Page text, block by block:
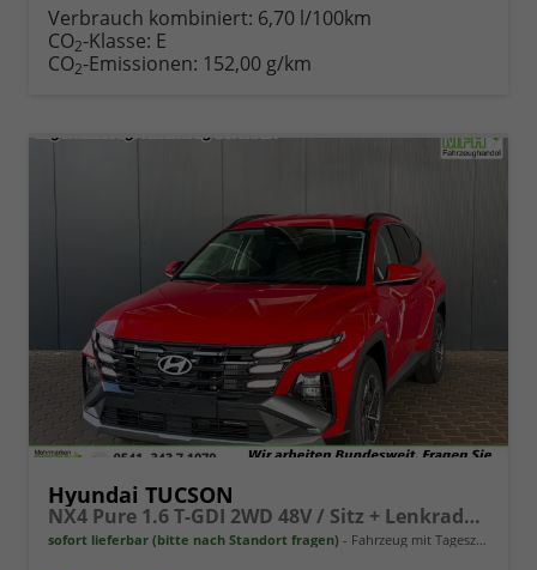
Verbrauch kombiniert: 6,70 l/100km
CO2-Klasse: E
CO2-Emissionen: 152,00 g/km
Hyundai TUCSON
NX4 Pure 1.6 T-GDI 2WD 48V / Sitz + Lenkradheiz. LED Tempomat Alu 17"
sofort lieferbar (bitte nach Standort fragen) Fahrzeug mit Tageszulassung